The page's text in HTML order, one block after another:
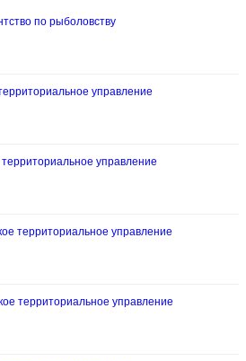
по рыболовству
управление
территориальное управление
территориальное управление
территориальное управление